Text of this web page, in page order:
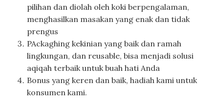
pilihan dan diolah oleh koki berpengalaman,
menghasilkan masakan yang enak dan tidak
prengus
PAckaghing kekinian yang baik dan ramah
lingkungan, dan reusable, bisa menjadi solusi
aqiqah terbaik untuk buah hati Anda
Bonus yang keren dan baik, hadiah kami untuk
konsumen kami.